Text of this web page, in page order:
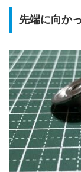
先端に向か